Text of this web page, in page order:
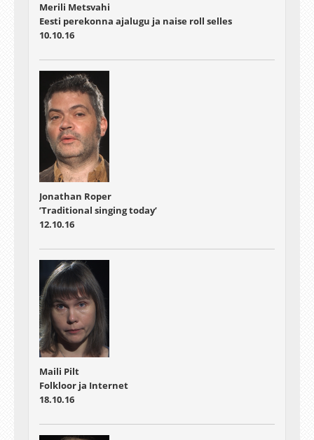
Merili Metsvahi
Eesti perekonna ajalugu ja naise roll selles
10.10.16
Jonathan Roper
’Traditional singing today’
12.10.16
Maili Pilt
Folkloor ja Internet
18.10.16